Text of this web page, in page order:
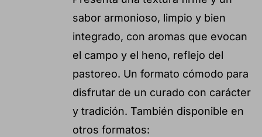
sabor armonioso, limpio y bien
integrado, con aromas que evocan
el campo y el heno, reflejo del
pastoreo. Un formato cómodo para
disfrutar de un curado con carácter
y tradición. También disponible en
otros formatos: